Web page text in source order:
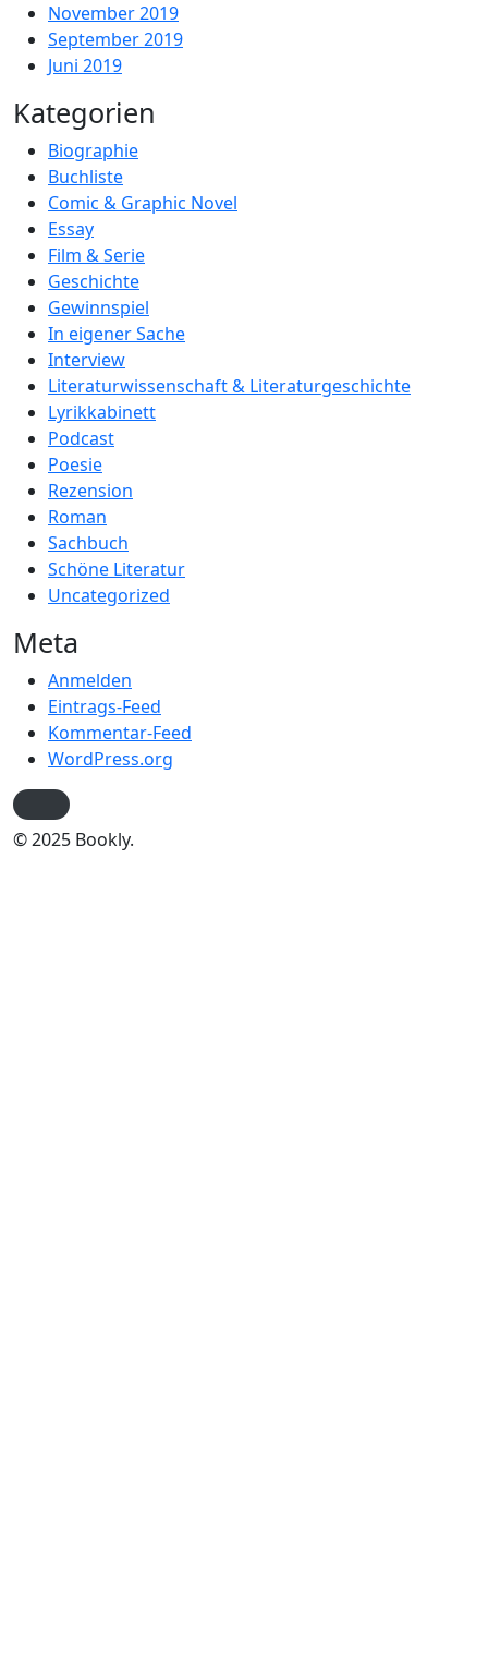
November 2019
September 2019
Juni 2019
Kategorien
Biographie
Buchliste
Comic & Graphic Novel
Essay
Film & Serie
Geschichte
Gewinnspiel
In eigener Sache
Interview
Literaturwissenschaft & Literaturgeschichte
Lyrikkabinett
Podcast
Poesie
Rezension
Roman
Sachbuch
Schöne Literatur
Uncategorized
Meta
Anmelden
Eintrags-Feed
Kommentar-Feed
WordPress.org
© 2025 Bookly.